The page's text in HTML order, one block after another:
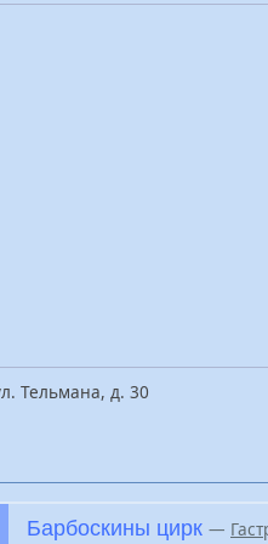
Тельмана, д. 30
Барбоскины цирк —